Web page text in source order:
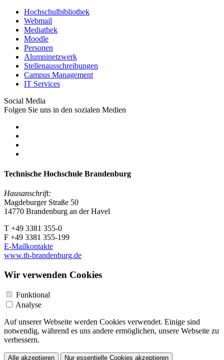
Hochschulbibliothek
Webmail
Mediathek
Moodle
Personen
Alumninetzwerk
Stellenausschreibungen
Campus Management
IT Services
Social Media
Folgen Sie uns in den sozialen Medien
Technische Hochschule Brandenburg
Hausanschrift:
Magdeburger Straße 50
14770 Brandenburg an der Havel
T +49 3381 355-0
F +49 3381 355-199
E-Mailkontakte
www.th-brandenburg.de
Wir verwenden Cookies
Funktional
Analyse
Auf unserer Webseite werden Cookies verwendet. Einige sind
notwendig, während es uns andere ermöglichen, unsere Webseite zu
verbessern.
Alle akzeptieren Nur essentielle Cookies akzeptieren